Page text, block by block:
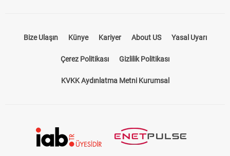
Bize Ulaşın Künye Kariyer About US Yasal Uyarı
Çerez Politikası Gizlilik Politikası
KVKK Aydınlatma Metni Kurumsal